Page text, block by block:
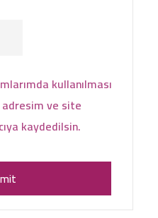
kullanılması
ve site
kaydedilsin.